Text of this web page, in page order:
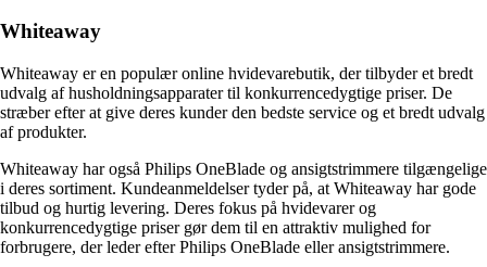
Whiteaway
Whiteaway er en populær online hvidevarebutik, der tilbyder et bredt
udvalg af husholdningsapparater til konkurrencedygtige priser. De
stræber efter at give deres kunder den bedste service og et bredt udvalg
af produkter.
Whiteaway har også Philips OneBlade og ansigtstrimmere tilgængelige
i deres sortiment. Kundeanmeldelser tyder på, at Whiteaway har gode
tilbud og hurtig levering. Deres fokus på hvidevarer og
konkurrencedygtige priser gør dem til en attraktiv mulighed for
forbrugere, der leder efter Philips OneBlade eller ansigtstrimmere.